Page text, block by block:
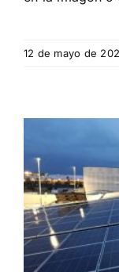
12 de mayo de